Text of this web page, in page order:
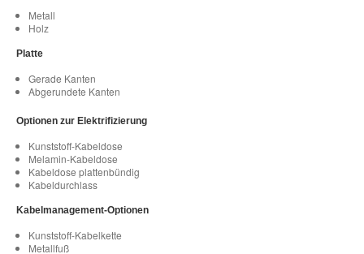
Metall
Holz
Platte
Gerade Kanten
Abgerundete Kanten
Optionen zur Elektrifizierung
Kunststoff-Kabeldose
Melamin-Kabeldose
Kabeldose plattenbündig
Kabeldurchlass
Kabelmanagement-Optionen
Kunststoff-Kabelkette
Metallfuß